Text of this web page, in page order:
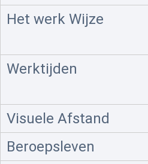
Het werk Wijze
Werktijden
Visuele Afstand
Beroepsleven